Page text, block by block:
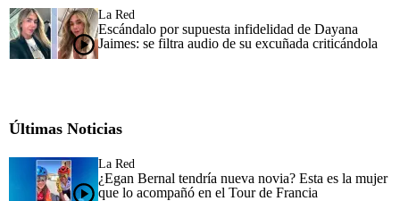
La Red
Escándalo por supuesta infidelidad de Dayana
Jaimes: se filtra audio de su excuñada criticándola
Últimas Noticias
La Red
¿Egan Bernal tendría nueva novia? Esta es la mujer
que lo acompañó en el Tour de Francia